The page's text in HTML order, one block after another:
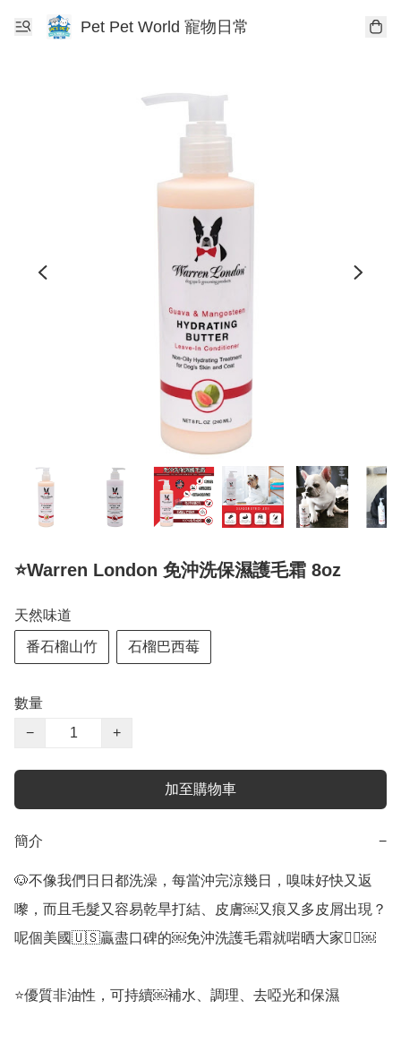
Pet Pet World 寵物日常
⭐️Warren London 免沖洗保濕護毛霜 8oz
天然味道
番石榴山竹 石榴巴西莓
數量
−
+
加至購物車
簡介 −
🐶不像我們日日都洗澡，每當沖完涼幾日，嗅味好快又返
嚟，而且毛髮又容易乾旱打結、皮膚￼又痕又多皮屑出現？
呢個美國🇺🇸贏盡口碑的￼免沖洗護毛霜就啱晒大家👍🏻￼
⭐️優質非油性，可持續￼補水、調理、去啞光和保濕